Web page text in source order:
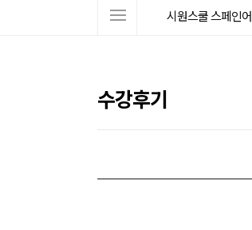
뉴
시원스쿨 스페인어
수강후기